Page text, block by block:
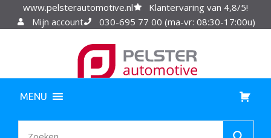
www.pelsterautomotive.nl
Klantervaring van 4,8/5!
Mijn account
030-695 77 00 (ma-vr: 08:30-17:00u)
MENU